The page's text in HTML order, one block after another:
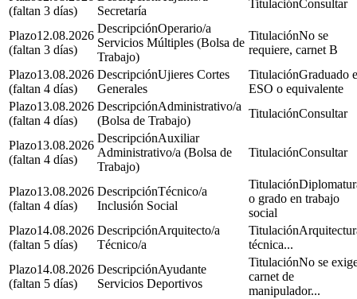
(faltan 3 días)
Secretaría
Consultar
12.08.2026
(faltan 3 días)
Operario/a
Servicios Múltiples (Bolsa de
Trabajo)
No se
requiere, carnet B
13.08.2026
(faltan 4 días)
Ujieres Cortes
Generales
Graduado
ESO o equivalente
13.08.2026
(faltan 4 días)
Administrativo/a
(Bolsa de Trabajo)
Consultar
13.08.2026
(faltan 4 días)
Auxiliar
Administrativo/a (Bolsa de
Trabajo)
Consultar
13.08.2026
(faltan 4 días)
Técnico/a
Inclusión Social
o grado en trabajo
social
14.08.2026
(faltan 5 días)
Arquitecto/a
Técnico/a
técnica...
14.08.2026
(faltan 5 días)
Ayudante
Servicios Deportivos
No se
carnet de
manipulador...